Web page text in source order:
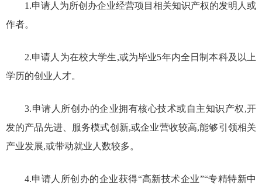
1.申请人为所创办企业经营项目相关知识产权的发明人或
作者。
2.申请人为在校大学生,或为毕业5年内全日制本科及以上
学历的创业人才。
3.申请人所创办的企业拥有核心技术或自主知识产权,开
发的产品先进、服务模式创新,或企业营收较高,能够引领相关
产业发展,或带动就业人数较多。
4.申请人所创办的企业获得“高新技术企业”“专精特新中